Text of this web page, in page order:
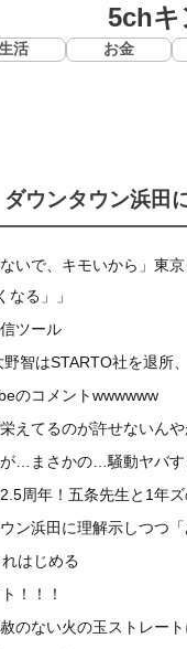
5chキ
活 お金
ダウンタウン浜田
いで、キモいから」東
る」」
ツール
智はSTARTO社を退所
のコメントwwwwww
えてるのが許せないん
が…まさかの…騒動ヤバす
周年！五条先生と1年
ン浜田に理解示しつつ
はじめる
！！！
のない火の玉ストレー